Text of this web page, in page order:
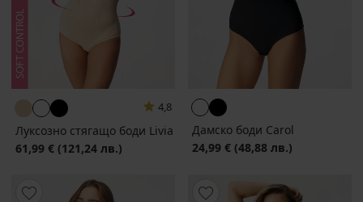
4,8
Луксозно стягащо боди Livia
61,99 € (121,24 лв.)
Дамско боди Carol
24,99 € (48,88 лв.)